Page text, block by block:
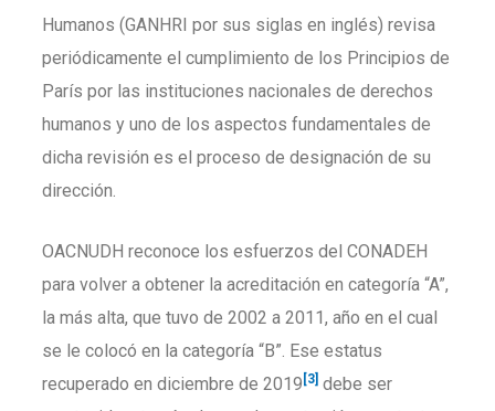
Humanos (GANHRI por sus siglas en inglés) revisa
periódicamente el cumplimiento de los Principios de
París por las instituciones nacionales de derechos
humanos y uno de los aspectos fundamentales de
dicha revisión es el proceso de designación de su
dirección.
OACNUDH reconoce los esfuerzos del CONADEH
para volver a obtener la acreditación en categoría “A”,
la más alta, que tuvo de 2002 a 2011, año en el cual
se le colocó en la categoría “B”. Ese estatus
recuperado en diciembre de 2019 [3] debe ser